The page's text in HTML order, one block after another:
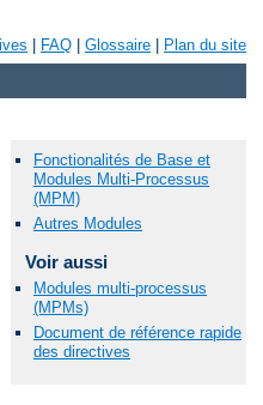
FAQ Glossaire Plan du site
Fonctionalités de Base et
Modules Multi-Processus
(MPM)
Autres Modules
Voir aussi
Modules multi-processus
(MPMs)
Document de référence rapide
des directives